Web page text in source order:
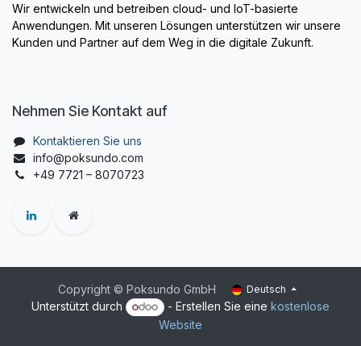
Wir entwickeln und betreiben cloud- und IoT-basierte
Anwendungen. Mit unseren Lösungen unterstützen wir unsere
Kunden und Partner auf dem Weg in die digitale Zukunft.
Nehmen Sie Kontakt auf
Kontaktieren Sie uns
info@poksundo.com
+49 7721 – 8070723
Copyright © Poksundo GmbH Deutsch
Unterstützt durch - Erstellen Sie einekostenlose
Website